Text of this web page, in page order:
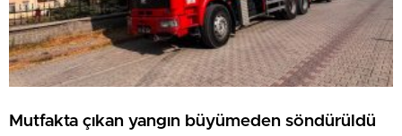
Mutfakta çıkan yangın büyümeden söndürüldü